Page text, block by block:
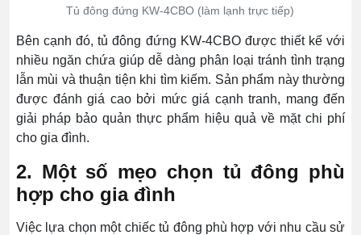
Tủ đông đứng KW-4CBO (làm lạnh trực tiếp)
Bên cạnh đó, tủ đông đứng KW-4CBO được thiết kế với
nhiều ngăn chứa giúp dễ dàng phân loại tránh tình trạng
lẫn mùi và thuận tiện khi tìm kiếm. Sản phẩm này thường
được đánh giá cao bởi mức giá cạnh tranh, mang đến
giải pháp bảo quản thực phẩm hiệu quả về mặt chi phí
cho gia đình.
2. Một số mẹo chọn tủ đông phù
hợp cho gia đình
Việc lựa chọn một chiếc tủ đông phù hợp với nhu cầu sử